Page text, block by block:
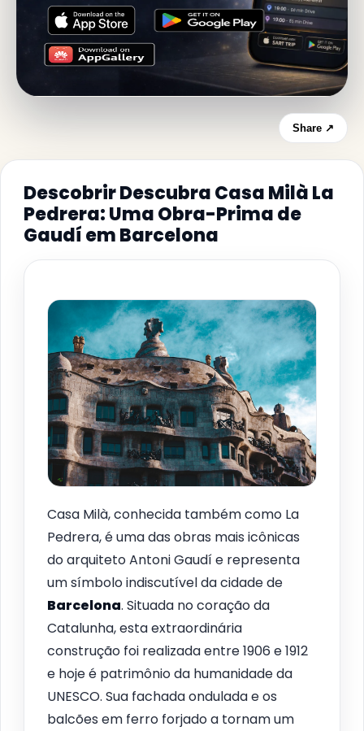
Share ↗
Descobrir Descubra Casa Milà La
Pedrera: Uma Obra-Prima de
Gaudí em Barcelona
Casa Milà, conhecida também como La
Pedrera, é uma das obras mais icônicas
do arquiteto Antoni Gaudí e representa
um símbolo indiscutível da cidade de
Barcelona. Situada no coração da
Catalunha, esta extraordinária
construção foi realizada entre 1906 e 1912
e hoje é patrimônio da humanidade da
UNESCO. Sua fachada ondulada e os
balcões em ferro forjado a tornam um